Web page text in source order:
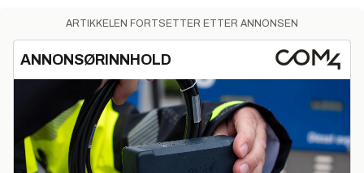
tillegg vil klima- og miljøminister Andreas Bjelland
Tvinnereim (Sp) delta på møtet. Olje- og
energiminister Terje Aasland (Ap) er til stede én dag.
• Nesten alle verdens land er med i forhandlingene.
De dreier seg i stor grad om gjennomføringen av
klimaavtalen som ble vedtatt i Paris i 2015.
ARTIKKELEN FORTSETTER ETTER ANNONSEN
ANNONSØRINNHOLD